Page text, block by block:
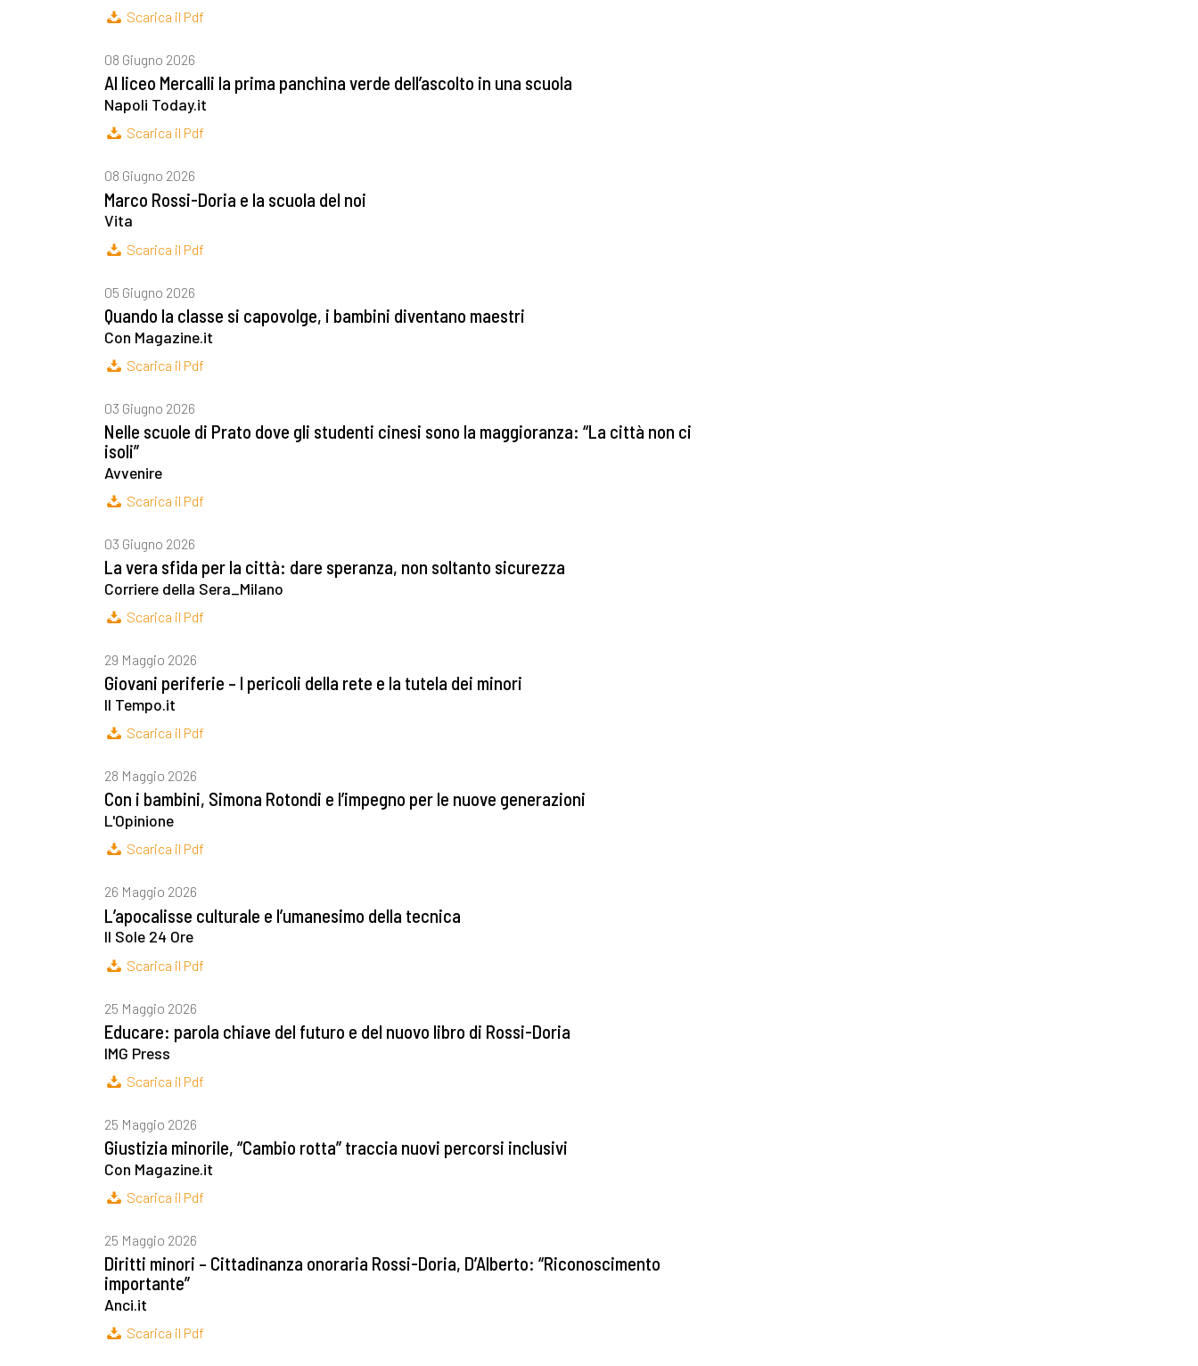
Scarica il Pdf
08 Giugno 2026
Al liceo Mercalli la prima panchina verde dell’ascolto in una scuola
Napoli Today.it
Scarica il Pdf
08 Giugno 2026
Marco Rossi-Doria e la scuola del noi
Vita
Scarica il Pdf
05 Giugno 2026
Quando la classe si capovolge, i bambini diventano maestri
Con Magazine.it
Scarica il Pdf
03 Giugno 2026
Nelle scuole di Prato dove gli studenti cinesi sono la maggioranza: “La città non ci
isoli”
Avvenire
Scarica il Pdf
03 Giugno 2026
La vera sfida per la città: dare speranza, non soltanto sicurezza
Corriere della Sera_Milano
Scarica il Pdf
29 Maggio 2026
Giovani periferie – I pericoli della rete e la tutela dei minori
Il Tempo.it
Scarica il Pdf
28 Maggio 2026
Con i bambini, Simona Rotondi e l’impegno per le nuove generazioni
L'Opinione
Scarica il Pdf
26 Maggio 2026
L’apocalisse culturale e l’umanesimo della tecnica
Il Sole 24 Ore
Scarica il Pdf
25 Maggio 2026
Educare: parola chiave del futuro e del nuovo libro di Rossi-Doria
IMG Press
Scarica il Pdf
25 Maggio 2026
Giustizia minorile, “Cambio rotta” traccia nuovi percorsi inclusivi
Con Magazine.it
Scarica il Pdf
25 Maggio 2026
Diritti minori – Cittadinanza onoraria Rossi-Doria, D’Alberto: “Riconoscimento
importante”
Anci.it
Scarica il Pdf